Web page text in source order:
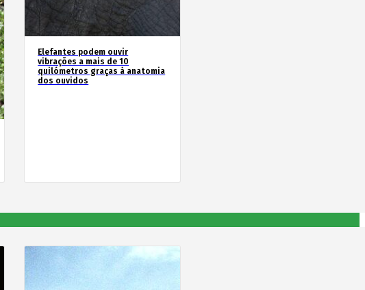
Elefantes podem ouvir
vibrações a mais de 10
quilómetros graças à anatomia
dos ouvidos